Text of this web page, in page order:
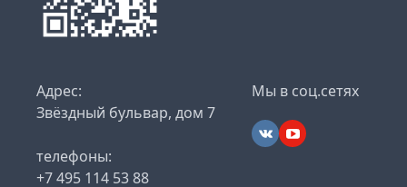
Адрес:
Звёздный бульвар, дом 7
телефоны:
+7 495 114 53 88
Мы в соц.сетях